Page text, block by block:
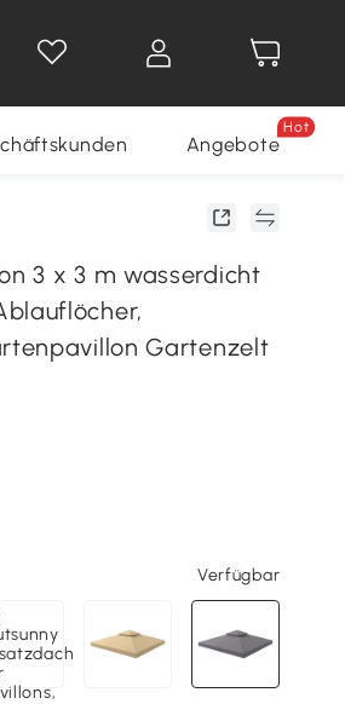
GewinnspieleAngebote
Hot
3 x 3 m wasserdicht
Gartenzelt
Verfügbar